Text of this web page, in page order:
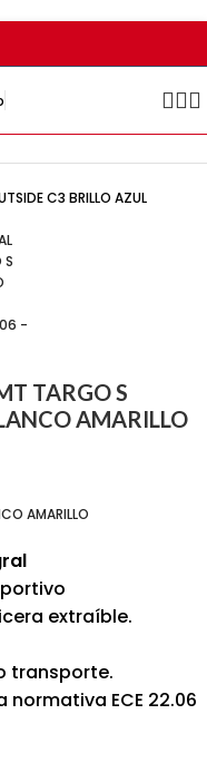
TARGO S
AMARILLO
AMARILLO
extraíble.
transporte.
normativa ECE 22.06